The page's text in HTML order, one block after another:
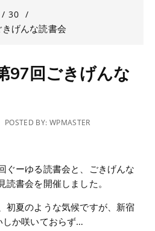
30
きげんな読書会
97回ごきげんな
POSTED BY: WPMASTER
ーゆる読書会と、ごきげんな
書会を開催しました。
初夏のような気候ですが、新宿
か咲いておらず…